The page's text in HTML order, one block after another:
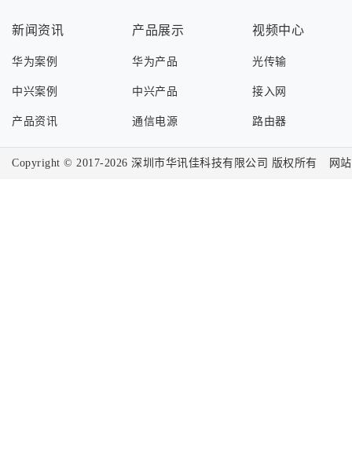
新闻资讯
华为案例
中兴案例
产品资讯
产品展示
华为产品
中兴产品
通信电源
视频中心
光传输
接入网
路由器
Copyright © 2017-2026 深圳市华讯佳科技有限公司 版权所有 网